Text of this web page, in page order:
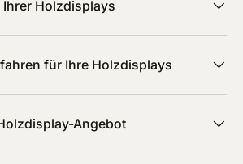
Holzdisplays
für Ihre Holzdisplays
Angebot